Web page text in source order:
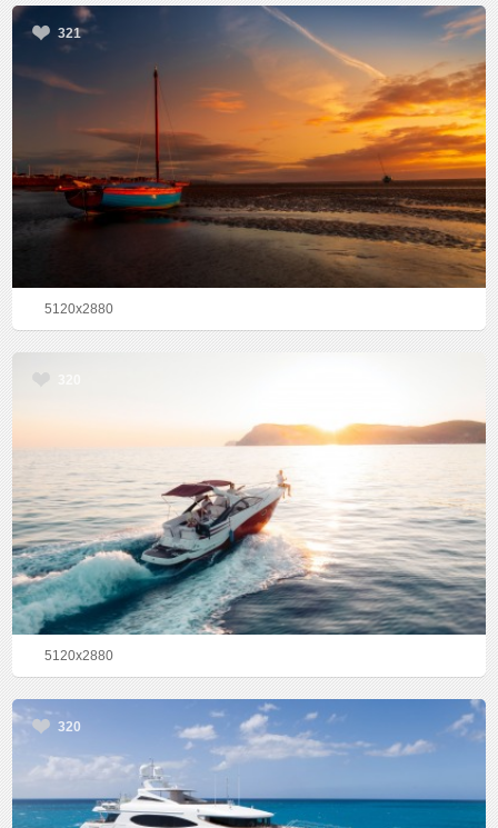
321
5120x2880
5120x2880
320